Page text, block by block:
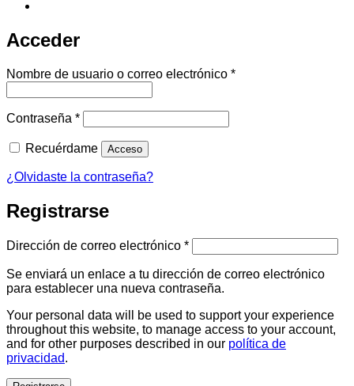
Acceder
Nombre de usuario o correo electrónico *Obligatorio
Contraseña *Obligatorio
Recuérdame Acceso
¿Olvidaste la contraseña?
Registrarse
Dirección de correo electrónico *Obligatorio
Se enviará un enlace a tu dirección de correo electrónico
para establecer una nueva contraseña.
Your personal data will be used to support your experience
throughout this website, to manage access to your account,
and for other purposes described in our política de
privacidad.